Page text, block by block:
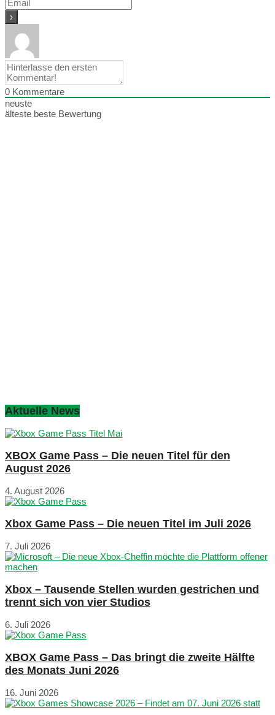
0 Kommentare
neuste
älteste beste Bewertung
Aktuelle News
XBOX Game Pass – Die neuen Titel für den
August 2026
4. August 2026
Xbox Game Pass – Die neuen Titel im Juli 2026
7. Juli 2026
Xbox – Tausende Stellen wurden gestrichen und
trennt sich von vier Studios
6. Juli 2026
XBOX Game Pass – Das bringt die zweite Hälfte
des Monats Juni 2026
16. Juni 2026